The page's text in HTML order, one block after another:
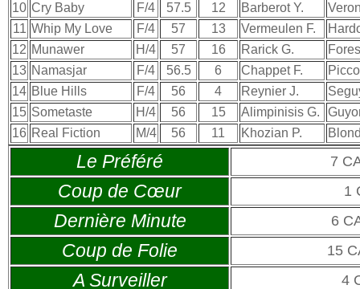
10 Cry Baby F/4 57.5 12 Barberot Y.
11 Whip My Love F/4 57 13 Vermeulen F.
12 Munawer H/4 57 16 Rarick G.
13 Namasjar F/4 56.5 6 Chappet F.
14 Blue Hills F/4 56 4 Reynier J.
15 Sometaste H/4 56 15 Alimpinisis G.
16 Real Fiction M/4 56 11 Khozian P.
Le Préféré 7
Coup de Cœur 1
Dernière Minute 6
Coup de Folie 15
A Surveiller 4